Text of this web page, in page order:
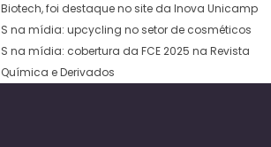
Biotech, foi destaque no site da Inova Unicamp
S na mídia: upcycling no setor de cosméticos
S na mídia: cobertura da FCE 2025 na Revista
Química e Derivados